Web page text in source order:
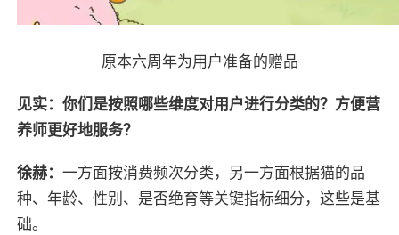
原本六周年为用户准备的赠品
见实：你们是按照哪些维度对用户进行分类的？方便营
养师更好地服务？
徐赫：一方面按消费频次分类，另一方面根据猫的品
种、年龄、性别、是否绝育等关键指标细分，这些是基
础。